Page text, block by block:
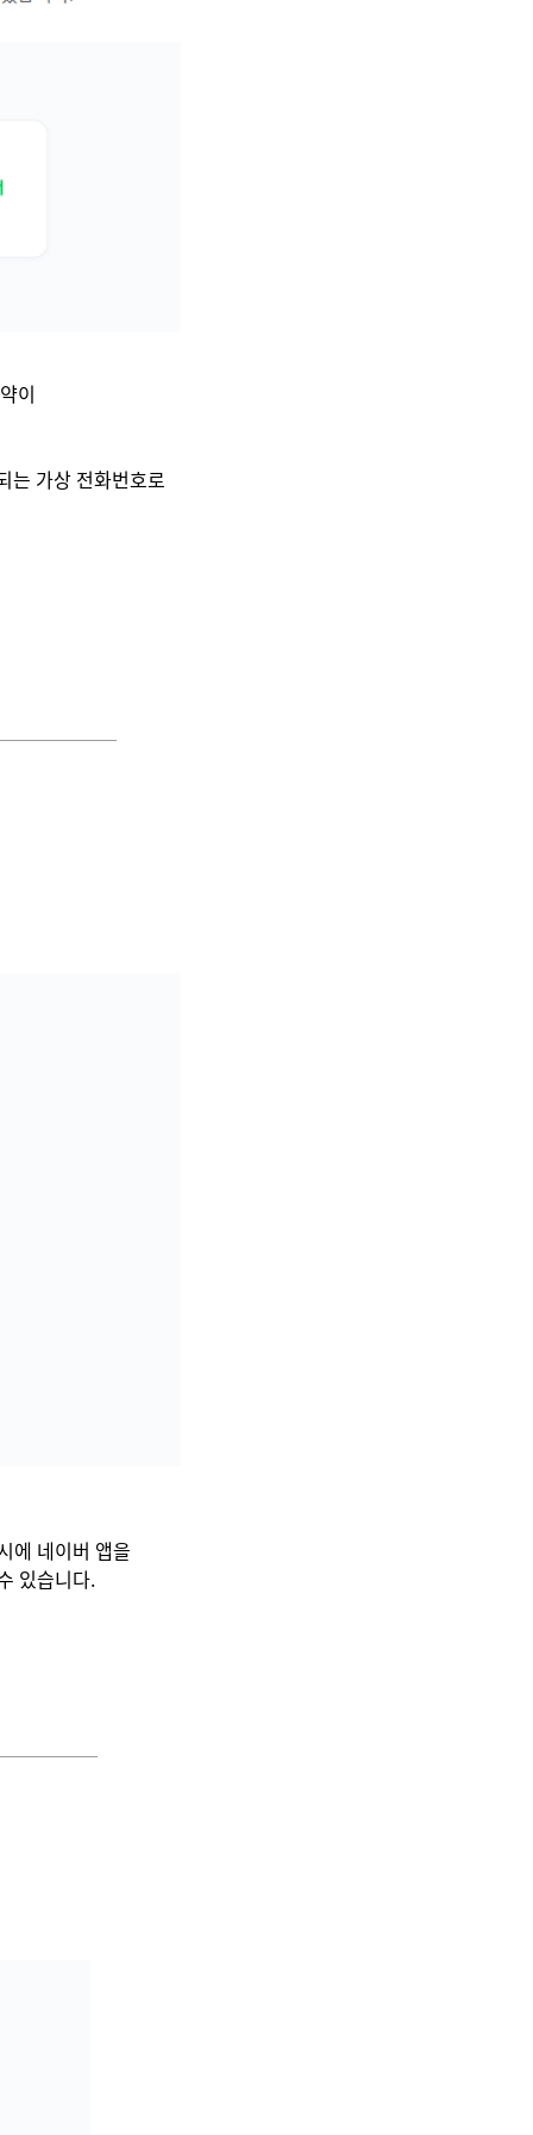
이
는 가상 전화번호로
에 네이버 앱을
있습니다.